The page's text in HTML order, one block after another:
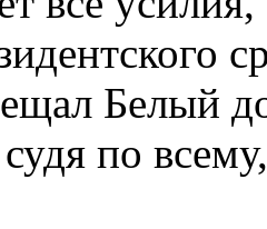
Белый
по